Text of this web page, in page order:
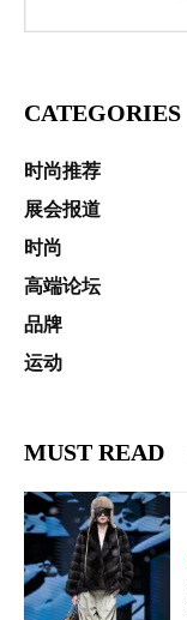
CATEGORIES
时尚推荐
展会报道
时尚
高端论坛
品牌
运动
MUST READ